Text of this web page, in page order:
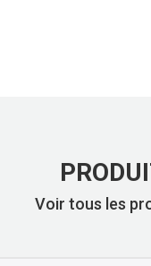
Voir tous les